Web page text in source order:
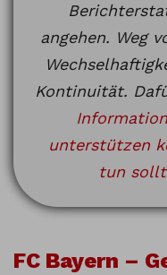
angehen. Weg
Kontinuität.
unterstützen
tun
FC Bayern –